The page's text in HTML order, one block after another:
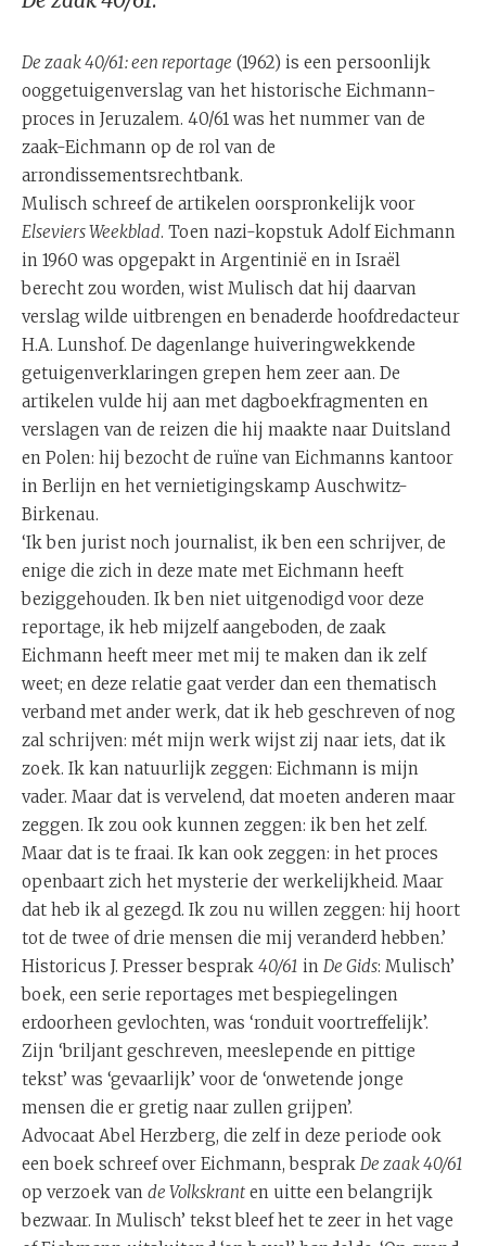
De zaak 40/61: een reportage (1962) is een persoonlijk
ooggetuigenverslag van het historische Eichmann-
proces in Jeruzalem. 40/61 was het nummer van de
zaak-Eichmann op de rol van de
arrondissementsrechtbank.
Mulisch schreef de artikelen oorspronkelijk voor
Elseviers Weekblad. Toen nazi-kopstuk Adolf Eichmann
in 1960 was opgepakt in Argentinië en in Israël
berecht zou worden, wist Mulisch dat hij daarvan
verslag wilde uitbrengen en benaderde hoofdredacteur
H.A. Lunshof. De dagenlange huiveringwekkende
getuigenverklaringen grepen hem zeer aan. De
artikelen vulde hij aan met dagboekfragmenten en
verslagen van de reizen die hij maakte naar Duitsland
en Polen: hij bezocht de ruïne van Eichmanns kantoor
in Berlijn en het vernietigingskamp Auschwitz-
Birkenau.
‘Ik ben jurist noch journalist, ik ben een schrijver, de
enige die zich in deze mate met Eichmann heeft
beziggehouden. Ik ben niet uitgenodigd voor deze
reportage, ik heb mijzelf aangeboden, de zaak
Eichmann heeft meer met mij te maken dan ik zelf
weet; en deze relatie gaat verder dan een thematisch
verband met ander werk, dat ik heb geschreven of nog
zal schrijven: mét mijn werk wijst zij naar iets, dat ik
zoek. Ik kan natuurlijk zeggen: Eichmann is mijn
vader. Maar dat is vervelend, dat moeten anderen maar
zeggen. Ik zou ook kunnen zeggen: ik ben het zelf.
Maar dat is te fraai. Ik kan ook zeggen: in het proces
openbaart zich het mysterie der werkelijkheid. Maar
dat heb ik al gezegd. Ik zou nu willen zeggen: hij hoort
tot de twee of drie mensen die mij veranderd hebben.’
Historicus J. Presser besprak 40/61 in De Gids: Mulisch’
boek, een serie reportages met bespiegelingen
erdoorheen gevlochten, was ‘ronduit voortreffelijk’.
Zijn ‘briljant geschreven, meeslepende en pittige
tekst’ was ‘gevaarlijk’ voor de ‘onwetende jonge
mensen die er gretig naar zullen grijpen’.
Advocaat Abel Herzberg, die zelf in deze periode ook
een boek schreef over Eichmann, besprak De zaak 40/61
op verzoek van de Volkskrant en uitte een belangrijk
bezwaar. In Mulisch’ tekst bleef het te zeer in het vage